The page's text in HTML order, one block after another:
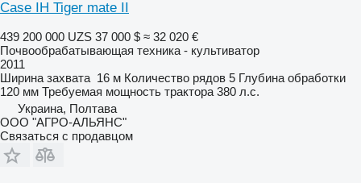
Case IH Tiger mate II
439 200 000 UZS 37 000 $ ≈ 32 020 €
Почвообрабатывающая техника - культиватор
2011
Ширина захвата 16 м Количество рядов 5 Глубина обработки
120 мм Требуемая мощность трактора 380 л.с.
Украина, Полтава
ООО "АГРО-АЛЬЯНС"
Связаться с продавцом